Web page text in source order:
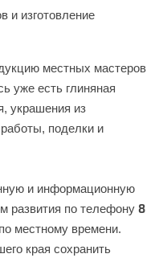
и изготовление
местных мастеров
уже есть глиняная
украшения из
поделки и
и информационную
развития по телефону 8
местному времени.
края сохранить